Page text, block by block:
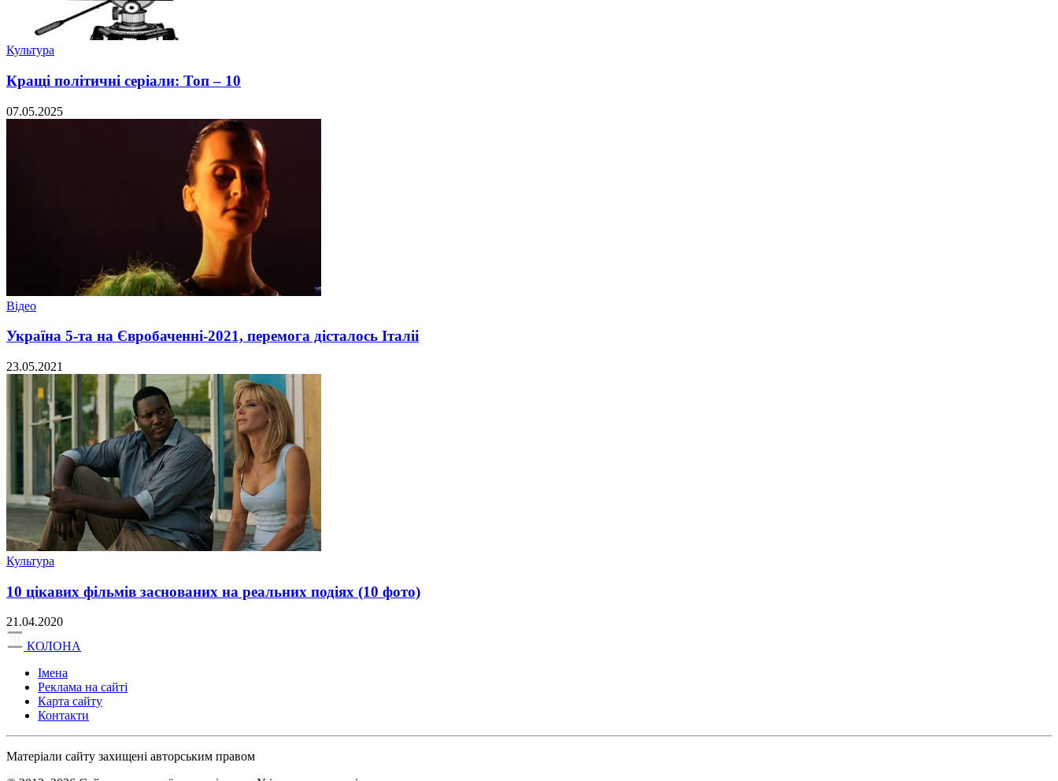
Культура
Кращі політичні серіали: Топ – 10
07.05.2025
Відео
Україна 5-та на Євробаченні-2021, перемога дісталось Італіі
23.05.2021
Культура
10 цікавих фільмів заснованих на реальних подіях (10 фото)
21.04.2020
КОЛОНА
Імена
Реклама на сайті
Карта сайту
Контакти
Матеріали сайту захищені авторським правом